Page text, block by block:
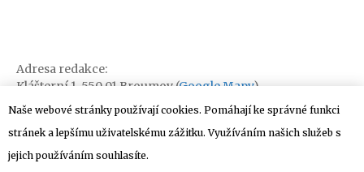
Adresa redakce:
Klášterní 1, 550 01 Broumov (Google Mapy)
Naše webové stránky používají cookies. Pomáhají ke správné funkci
stránek a lepšímu uživatelskému zážitku. Využíváním našich služeb s
jejich používáním souhlasíte.